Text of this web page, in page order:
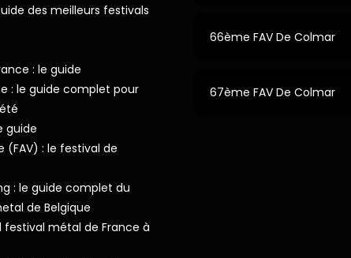
des meilleurs festivals
: le guide
: le guide complet pour
guide
(FAV) : le festival de
: le guide complet du
de Belgique
festival métal de France à
66ème FAV De Colmar
67ème FAV De Colmar